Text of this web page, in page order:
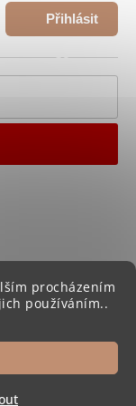
procházením
používáním..
Přihlásit
vyhrazena.